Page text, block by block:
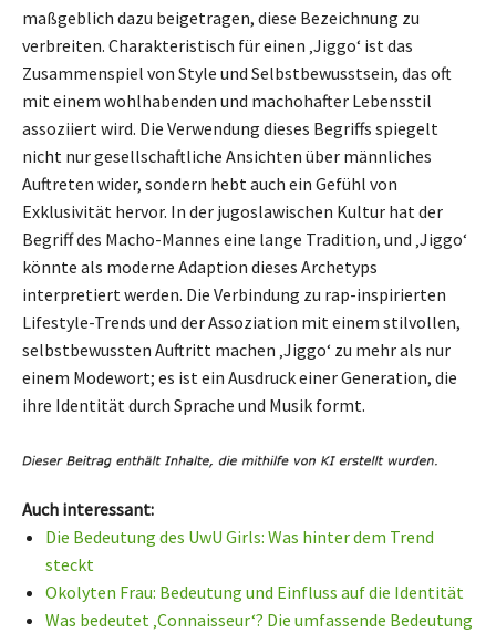
maßgeblich dazu beigetragen, diese Bezeichnung zu
verbreiten. Charakteristisch für einen ‚Jiggo‘ ist das
Zusammenspiel von Style und Selbstbewusstsein, das oft
mit einem wohlhabenden und machohafter Lebensstil
assoziiert wird. Die Verwendung dieses Begriffs spiegelt
nicht nur gesellschaftliche Ansichten über männliches
Auftreten wider, sondern hebt auch ein Gefühl von
Exklusivität hervor. In der jugoslawischen Kultur hat der
Begriff des Macho-Mannes eine lange Tradition, und ‚Jiggo‘
könnte als moderne Adaption dieses Archetyps
interpretiert werden. Die Verbindung zu rap-inspirierten
Lifestyle-Trends und der Assoziation mit einem stilvollen,
selbstbewussten Auftritt machen ‚Jiggo‘ zu mehr als nur
einem Modewort; es ist ein Ausdruck einer Generation, die
ihre Identität durch Sprache und Musik formt.
Auch interessant:
Die Bedeutung des UwU Girls: Was hinter dem Trend
steckt
Okolyten Frau: Bedeutung und Einfluss auf die Identität
Was bedeutet ‚Connaisseur‘? Die umfassende Bedeutung